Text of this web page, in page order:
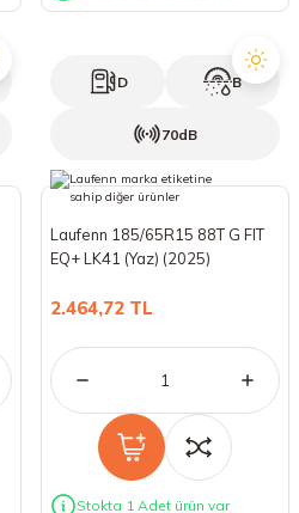
D B
70dB
Laufenn 185/65R15 88T G FIT
EQ+ LK41 (Yaz) (2025)
2.464,72 TL
Stokta 1 Adet ürün var